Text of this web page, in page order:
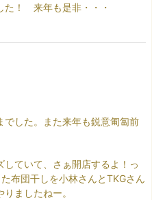
た！ 来年も是非・・・
した。また来年も鋭意匍匐前
ていて、さぁ開店するよ！っ
布団干しを小林さんとTKGさん
ましたねー。